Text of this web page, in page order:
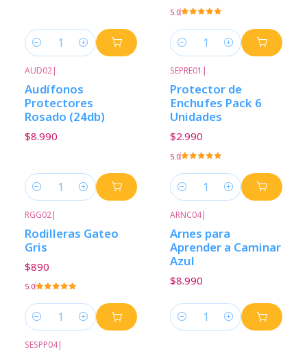
Cantidad
5.0
Cantidad
AUD02|
Audífonos
Protectores
Rosado (24db)
$8.990
Cantidad
SEPRE01 |
Protector de
Enchufes Pack 6
Unidades
$2.990
5.0
Cantidad
RGG02|
Rodilleras Gateo
Gris
$890
5.0
Cantidad
ARNC04|
Arnes para
Aprender a Caminar
Azul
$8.990
Cantidad
SESPP04|